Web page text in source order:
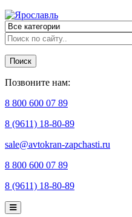
Поиск
Позвоните нам:
8 800 600 07 89
8 (9611) 18-80-89
sale@avtokran-zapchasti.ru
8 800 600 07 89
8 (9611) 18-80-89